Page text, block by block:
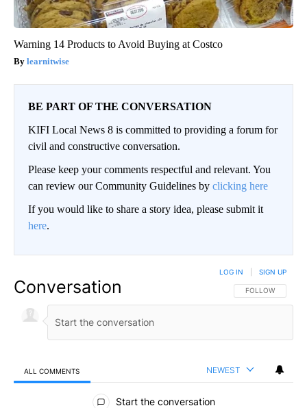
Warning 14 Products to Avoid Buying at Costco
learnitwise
BE PART OF THE CONVERSATION
KIFI Local News 8 is committed to providing a forum for
civil and constructive conversation.
Please keep your comments respectful and relevant. You
can review our Community Guidelines by clicking here
If you would like to share a story idea, please submit it
here.
Conversation FOLLOW THIS
FOLLOW
LOG IN SIGN UP
ALL COMMENTS NEWEST
All Comments
Start the conversation